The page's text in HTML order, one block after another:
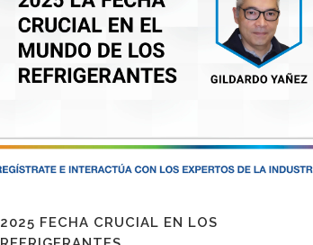
2025 FECHA CRUCIAL EN LOS